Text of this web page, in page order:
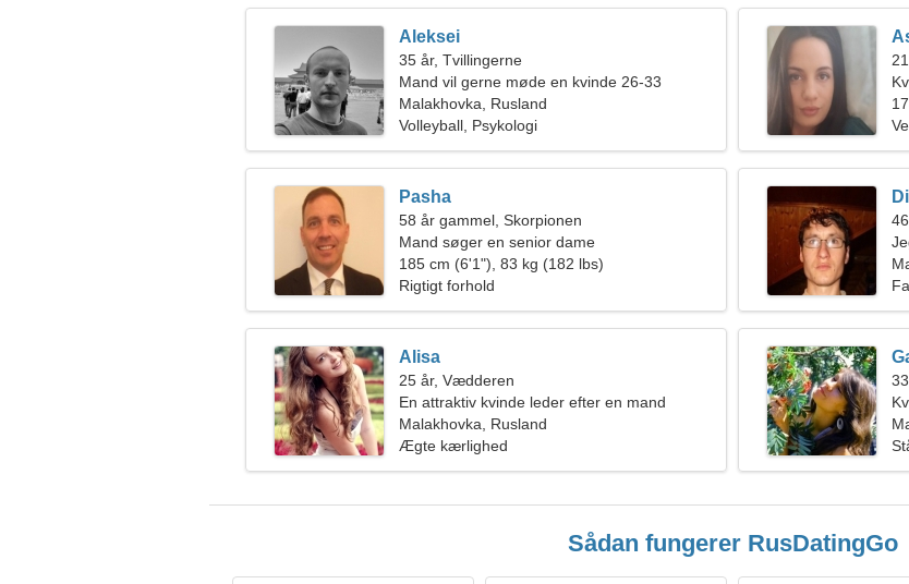
Aleksei
35 år, Tvillingerne
Mand vil gerne møde en kvinde 26-33
Malakhovka, Rusland
Volleyball, Psykologi
Pasha
58 år gammel, Skorpionen
Mand søger en senior dame
185 cm (6'1"), 83 kg (182 lbs)
Rigtigt forhold
Alisa
25 år, Vædderen
En attraktiv kvinde leder efter en mand
Malakhovka, Rusland
Ægte kærlighed
Sådan fungerer RusDatingGo